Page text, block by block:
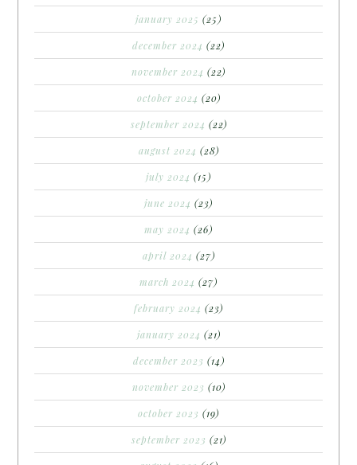
january 2025 (25)
december 2024 (22)
november 2024 (22)
october 2024 (20)
september 2024 (22)
august 2024 (28)
july 2024 (15)
june 2024 (23)
may 2024 (26)
april 2024 (27)
march 2024 (27)
february 2024 (23)
january 2024 (21)
december 2023 (14)
november 2023 (10)
october 2023 (19)
september 2023 (21)